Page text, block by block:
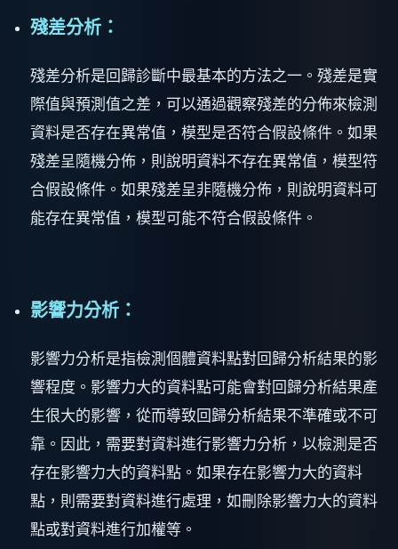
殘差分析：
殘差分析是回歸診斷中最基本的方法之一。殘差是實
際值與預測值之差，可以通過觀察殘差的分佈來檢測
資料是否存在異常值，模型是否符合假設條件。如果
殘差呈隨機分佈，則說明資料不存在異常值，模型符
合假設條件。如果殘差呈非隨機分佈，則說明資料可
能存在異常值，模型可能不符合假設條件。
影響力分析：
影響力分析是指檢測個體資料點對回歸分析結果的影
響程度。影響力大的資料點可能會對回歸分析結果產
生很大的影響，從而導致回歸分析結果不準確或不可
靠。因此，需要對資料進行影響力分析，以檢測是否
存在影響力大的資料點。如果存在影響力大的資料
點，則需要對資料進行處理，如刪除影響力大的資料
點或對資料進行加權等。